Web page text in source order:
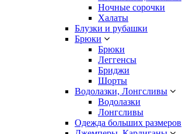
Ночные сорочки
Халаты
Блузки и рубашки
Брюки
Брюки
Леггенсы
Бриджи
Шорты
Водолазки, Лонгсливы
Водолазки
Лонгсливы
Одежда больших размеров